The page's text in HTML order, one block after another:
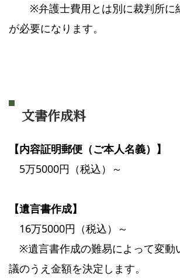
※弁護士費用とは別に裁判所に
が必要になります。
文書作成料
【内容証明郵便（ご本人名義）】
5万5000円（税込）～
【遺言書作成】
16万5000円（税込）～
※遺言書作成の難易によって変動
議のうえ金額を決定します。